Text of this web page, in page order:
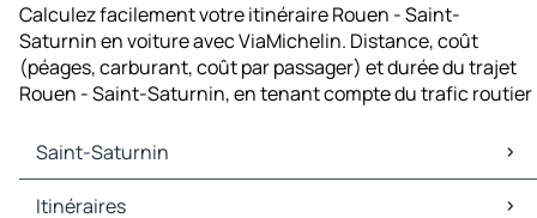
Calculez facilement votre itinéraire Rouen - Saint-
Saturnin en voiture avec ViaMichelin. Distance, coût
(péages, carburant, coût par passager) et durée du trajet
Rouen - Saint-Saturnin, en tenant compte du trafic routier
Saint-Saturnin
Saint-Saturnin Cartes et plans
Itinéraires